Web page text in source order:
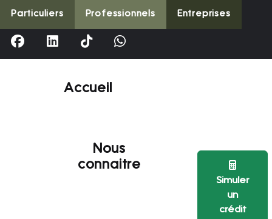
Particuliers Professionnels Entreprises
Accueil
Nous
connaitre
Simuler
un
crédit